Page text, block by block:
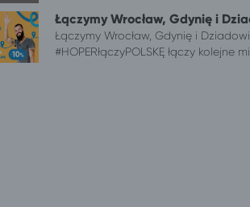
Łączymy Wrocław, Gdynię i
Łączymy Wrocław, Gdynię i
#HOPERłączyPOLSKĘ łączy kolejne